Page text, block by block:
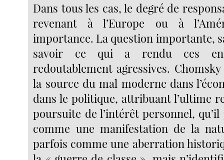
Dans tous les cas, le degré de
revenant à l’Europe ou à
importance. La question importante,
savoir ce qui a rendu ces
redoutablement agressives.
la source du mal moderne dans
dans le politique, attribuant l’ultime
poursuite de l’intérêt personnel,
comme une manifestation de la
parfois comme une aberration